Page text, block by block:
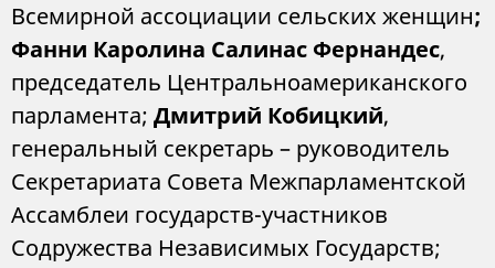
Всемирной ассоциации сельских женщин;
Фанни Каролина Салинас Фернандес,
председатель Центральноамериканского
парламента; Дмитрий Кобицкий,
генеральный секретарь – руководитель
Секретариата Совета Межпарламентской
Ассамблеи государств-участников
Содружества Независимых Государств;